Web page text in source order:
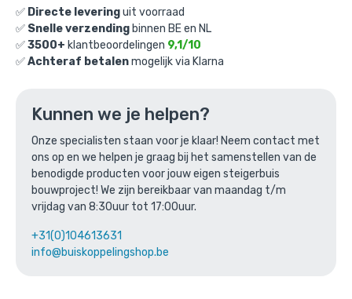
✅ Directe leveringuit voorraad
✅ Snelle verzending binnen BE en NL
✅3500+ klantbeoordelingen 9,1/10
✅Achteraf betalenmogelijk via Klarna
Kunnen we je helpen?
Onze specialisten staan voor je klaar! Neem contact met
ons op en we helpen je graag bij het samenstellen van de
benodigde producten voor jouw eigen steigerbuis
bouwproject! We zijn bereikbaar van maandag t/m
vrijdag van 8:30uur tot 17:00uur.
+31(0)104613631
info@buiskoppelingshop.be
Bijzettafel Manchester: M / 33,7mm /
Productnummer: BMP30101C-M
€261,71 incl. BTW / stuk
€ 216,29 excl. BTW
Ga naar winkelmandje
of verder winkelen